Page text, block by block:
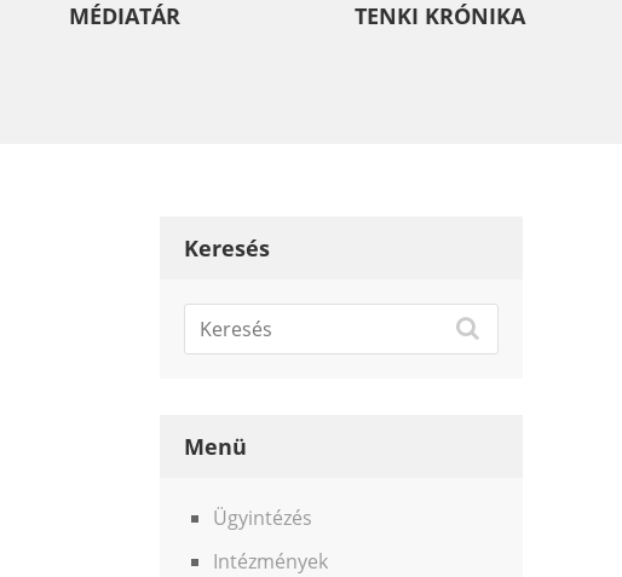
MÉDIATÁR TENKI KRÓNIKA
Keresés
Menü
Ügyintézés
Intézmények